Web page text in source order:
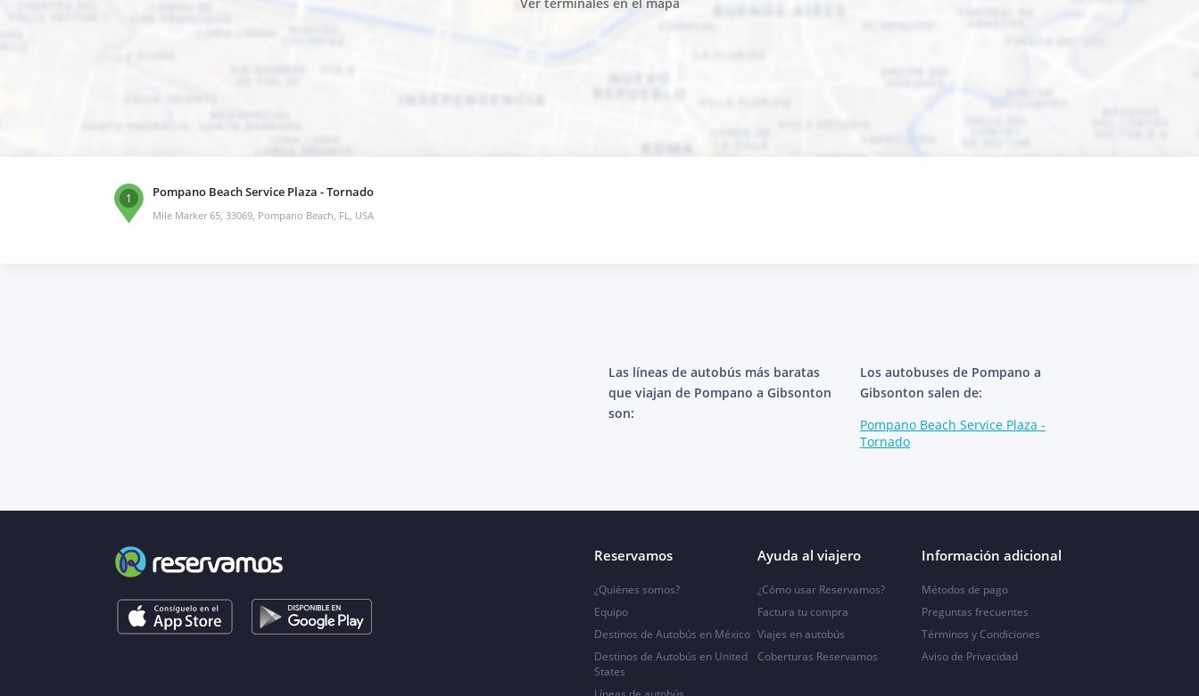
1 Pompano Beach Service Plaza - Tornado
Mile Marker 65, 33069, Pompano Beach, FL, USA
Las líneas de autobús más baratas
que viajan de Pompano a Gibsonton
son:
Los autobuses de Pompano a
Gibsonton salen de:
Pompano Beach Service Plaza -
Tornado
Reservamos
¿Quiénes somos?
Equipo
Destinos de Autobús en México
Destinos de Autobús en United
States
Ayuda al viajero
¿Cómo usar Reservamos?
Factura tu compra
Viajes en autobús
Coberturas Reservamos
Información adicional
Métodos de pago
Preguntas frecuentes
Términos y Condiciones
Aviso de Privacidad